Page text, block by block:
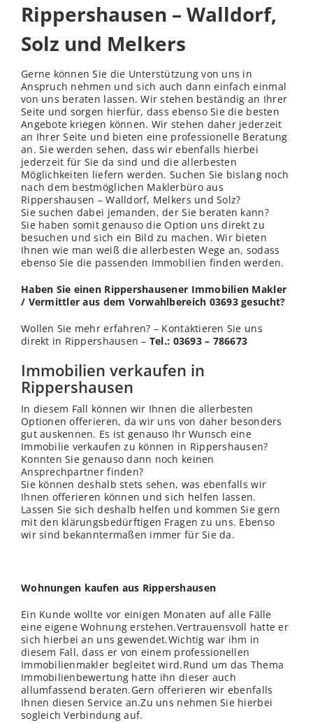
Rippershausen – Walldorf,
Solz und Melkers
Gerne können Sie die Unterstützung von uns in
Anspruch nehmen und sich auch dann einfach einmal
von uns beraten lassen. Wir stehen beständig an Ihrer
Seite und sorgen hierfür, dass ebenso Sie die besten
Angebote kriegen können. Wir stehen daher jederzeit
an Ihrer Seite und bieten eine professionelle Beratung
an. Sie werden sehen, dass wir ebenfalls hierbei
jederzeit für Sie da sind und die allerbesten
Möglichkeiten liefern werden. Suchen Sie bislang noch
nach dem bestmöglichen Maklerbüro aus
Rippershausen – Walldorf, Melkers und Solz?
Sie suchen dabei jemanden, der Sie beraten kann?
Sie haben somit genauso die Option uns direkt zu
besuchen und sich ein Bild zu machen. Wir bieten
Ihnen wie man weiß die allerbesten Wege an, sodass
ebenso Sie die passenden Immobilien finden werden.
Haben Sie einen Rippershausener Immobilien Makler
/ Vermittler aus dem Vorwahlbereich 03693 gesucht?
Wollen Sie mehr erfahren? – Kontaktieren Sie uns
direkt in Rippershausen – Tel.: 03693 – 786673
Immobilien verkaufen in
Rippershausen
In diesem Fall können wir Ihnen die allerbesten
Optionen offerieren, da wir uns von daher besonders
gut auskennen. Es ist genauso Ihr Wunsch eine
Immobilie verkaufen zu können in Rippershausen?
Konnten Sie genauso dann noch keinen
Ansprechpartner finden?
Sie können deshalb stets sehen, was ebenfalls wir
Ihnen offerieren können und sich helfen lassen.
Lassen Sie sich deshalb helfen und kommen Sie gern
mit den klärungsbedürftigen Fragen zu uns. Ebenso
wir sind bekanntermaßen immer für Sie da.
Wohnungen kaufen aus Rippershausen
Ein Kunde wollte vor einigen Monaten auf alle Fälle
eine eigene Wohnung erstehen.Vertrauensvoll hatte er
sich hierbei an uns gewendet.Wichtig war ihm in
diesem Fall, dass er von einem professionellen
Immobilienmakler begleitet wird.Rund um das Thema
Immobilienbewertung hatte ihn dieser auch
allumfassend beraten.Gern offerieren wir ebenfalls
Ihnen diesen Service an.Zu uns nehmen Sie hierbei
sogleich Verbindung auf.